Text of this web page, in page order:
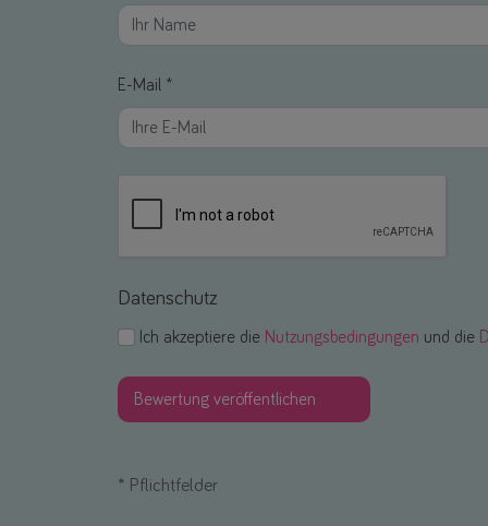
E-Mail *
Datenschutz
Ich akzeptiere die Nutzungsbedingungen und die
* Pflichtfelder